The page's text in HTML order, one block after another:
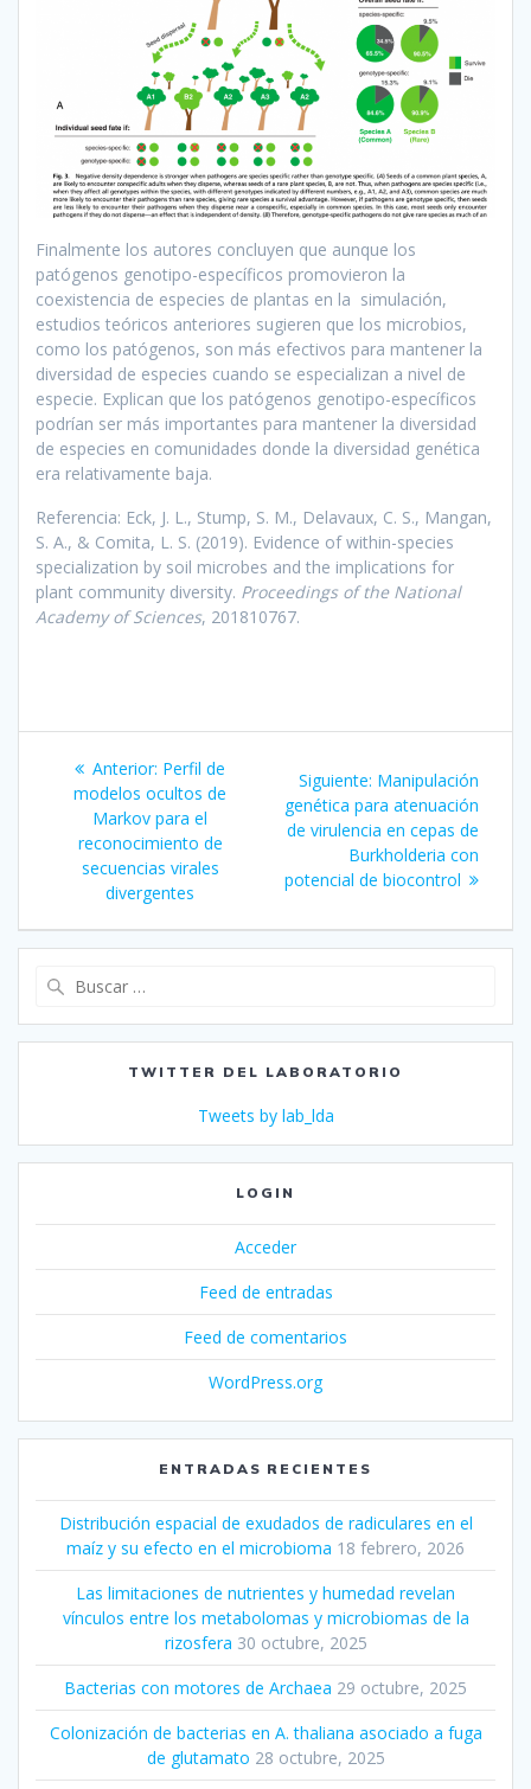
Finalmente los autores concluyen que aunque los
patógenos genotipo-específicos promovieron la
coexistencia de especies de plantas en la simulación,
estudios teóricos anteriores sugieren que los microbios,
como los patógenos, son más efectivos para mantener la
diversidad de especies cuando se especializan a nivel de
especie. Explican que los patógenos genotipo-específicos
podrían ser más importantes para mantener la diversidad
de especies en comunidades donde la diversidad genética
era relativamente baja.
Referencia: Eck, J. L., Stump, S. M., Delavaux, C. S., Mangan,
S. A., & Comita, L. S. (2019). Evidence of within-species
specialization by soil microbes and the implications for
plant community diversity. Proceedings of the National
Academy of Sciences, 201810767.
Navegación
entradas
Anterior: Entrada
anterior:
Perfil de
modelos ocultos de
Markov para el
reconocimiento de
secuencias virales
divergentes
Siguiente: Siguiente
entrada:
Manipulación
genética para atenuación
de virulencia en cepas de
Burkholderia con
potencial de biocontrol
TWITTER DEL LABORATORIO
Tweets by lab_lda
LOGIN
Acceder
Feed de entradas
Feed de comentarios
WordPress.org
ENTRADAS RECIENTES
Distribución espacial de exudados de radiculares en el
maíz y su efecto en el microbioma 18 febrero, 2026
Las limitaciones de nutrientes y humedad revelan
vínculos entre los metabolomas y microbiomas de la
rizosfera 30 octubre, 2025
Bacterias con motores de Archaea 29 octubre, 2025
Colonización de bacterias en A. thaliana asociado a fuga
de glutamato 28 octubre, 2025